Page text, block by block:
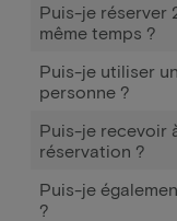
Puis-je réserver
même temps ?
Puis-je utiliser
personne ?
Puis-je recevoir
réservation ?
Puis-je
?